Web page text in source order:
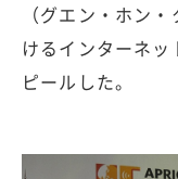
（グエン・ホン
けるインターネ
ピールした。